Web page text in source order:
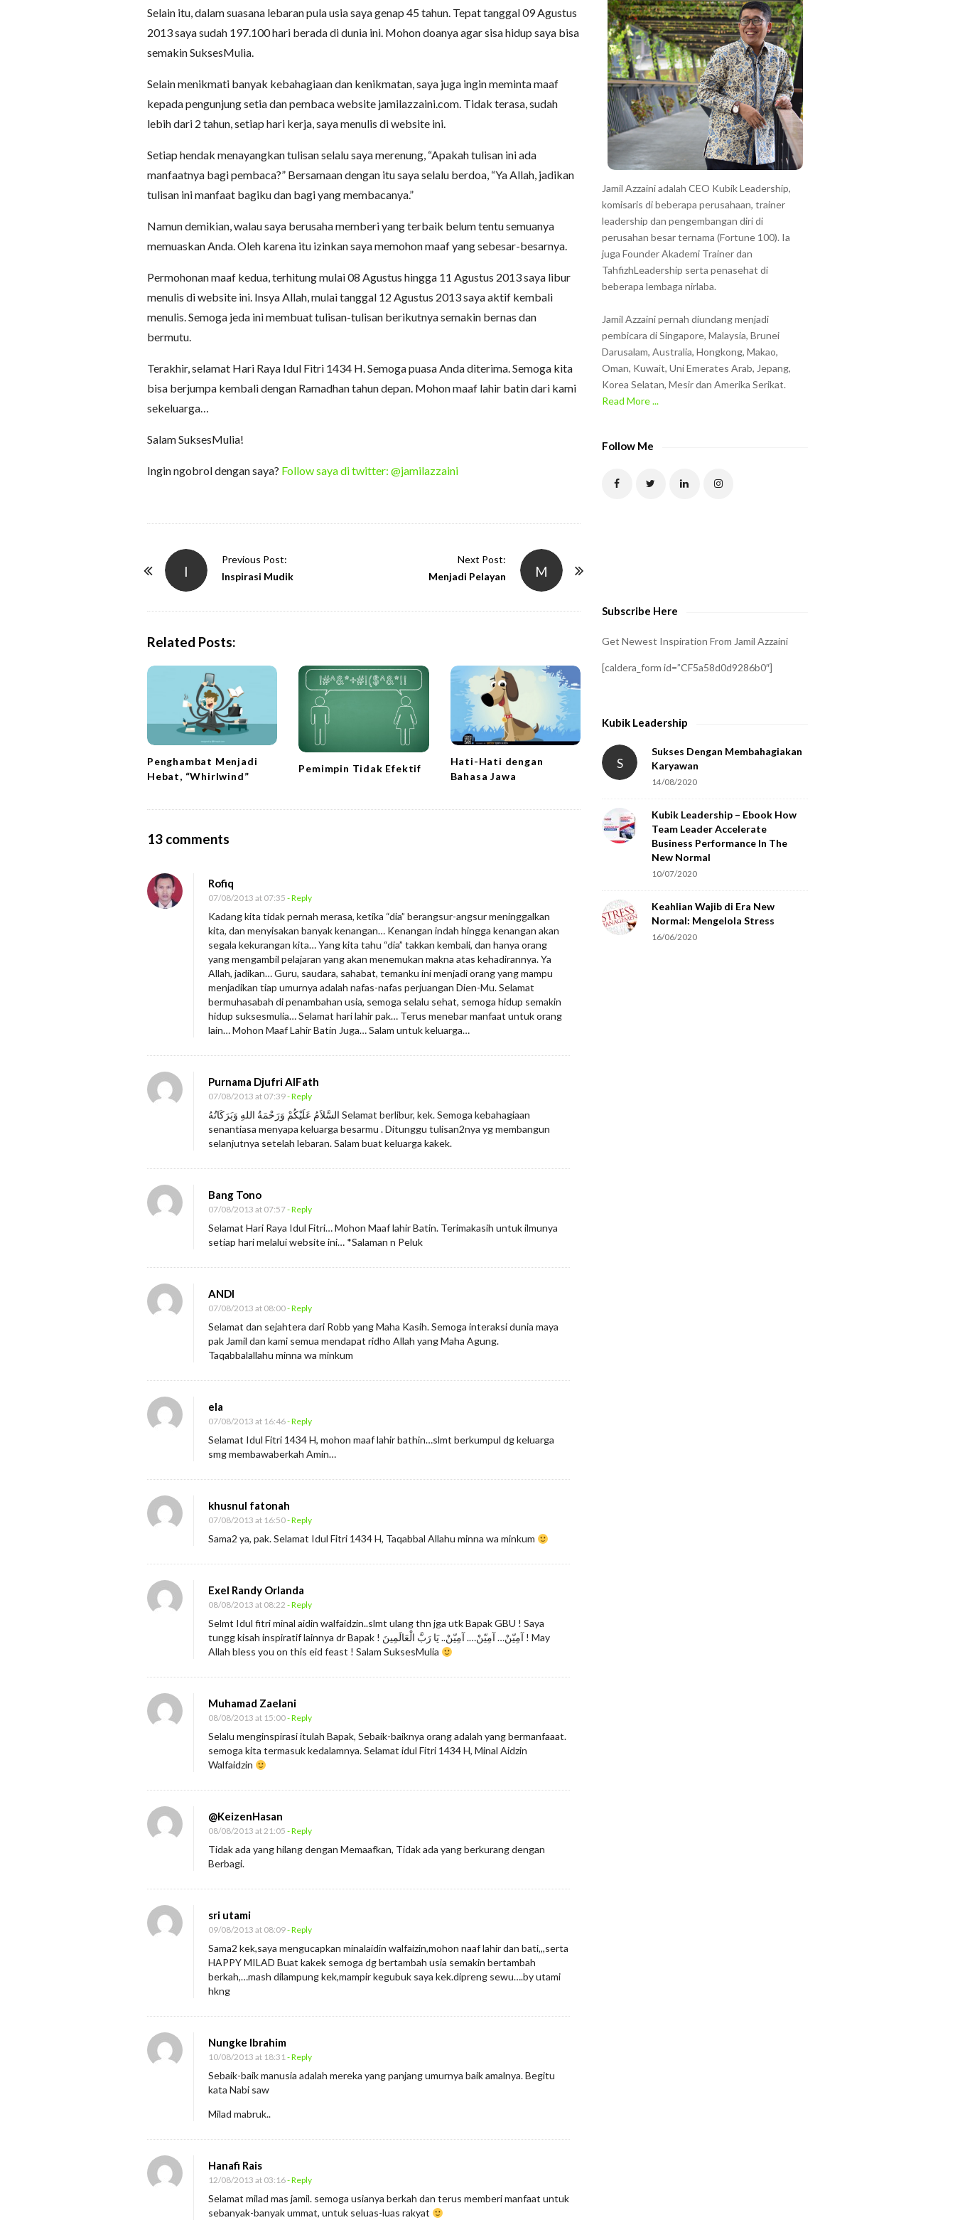
Selain itu, dalam suasana lebaran pula usia saya genap 45 tahun. Tepat tanggal 09 Agustus
2013 saya sudah 197.100 hari berada di dunia ini. Mohon doanya agar sisa hidup saya bisa
semakin SuksesMulia.
Selain menikmati banyak kebahagiaan dan kenikmatan, saya juga ingin meminta maaf
kepada pengunjung setia dan pembaca website jamilazzaini.com. Tidak terasa, sudah
lebih dari 2 tahun, setiap hari kerja, saya menulis di website ini.
Setiap hendak menayangkan tulisan selalu saya merenung, “Apakah tulisan ini ada
manfaatnya bagi pembaca?” Bersamaan dengan itu saya selalu berdoa, “Ya Allah, jadikan
tulisan ini manfaat bagiku dan bagi yang membacanya.”
Namun demikian, walau saya berusaha memberi yang terbaik belum tentu semuanya
memuaskan Anda. Oleh karena itu izinkan saya memohon maaf yang sebesar-besarnya.
Permohonan maaf kedua, terhitung mulai 08 Agustus hingga 11 Agustus 2013 saya libur
menulis di website ini. Insya Allah, mulai tanggal 12 Agustus 2013 saya aktif kembali
menulis. Semoga jeda ini membuat tulisan-tulisan berikutnya semakin bernas dan
bermutu.
Terakhir, selamat Hari Raya Idul Fitri 1434 H. Semoga puasa Anda diterima. Semoga kita
bisa berjumpa kembali dengan Ramadhan tahun depan. Mohon maaf lahir batin dari kami
sekeluarga…
Salam SuksesMulia!
Ingin ngobrol dengan saya? Follow saya di twitter: @jamilazzaini
I
Previous Post:
Inspirasi Mudik
M
Next Post:
Menjadi Pelayan
Related Posts:
Penghambat Menjadi
Hebat, “Whirlwind”
Pemimpin Tidak Efektif
Hati-Hati dengan
Bahasa Jawa
13 comments
e
b
a
h
a
g
i
a
d
n
M
a
f
a
Rofiq
07/08/2013 at 07:35 - Reply
Kadang kita tidak pernah merasa, ketika “dia” berangsur-angsur meninggalkan
kita, dan menyisakan banyak kenangan… Kenangan indah hingga kenangan akan
segala kekurangan kita… Yang kita tahu “dia” takkan kembali, dan hanya orang
yang mengambil pelajaran yang akan menemukan makna atas kehadirannya. Ya
Allah, jadikan… Guru, saudara, sahabat, temanku ini menjadi orang yang mampu
menjadikan tiap umurnya adalah nafas-nafas perjuangan Dien-Mu. Selamat
bermuhasabah di penambahan usia, semoga selalu sehat, semoga hidup semakin
hidup suksesmulia… Selamat hari lahir pak… Terus menebar manfaat untuk orang
lain… Mohon Maaf Lahir Batin Juga… Salam untuk keluarga…
Purnama Djufri AlFath
07/08/2013 at 07:39- Reply
senantiasa menyapa keluarga besarmu . Ditunggu tulisan2nya yg membangun
selanjutnya setelah lebaran. Salam buat keluarga kakek.
Bang Tono
07/08/2013 at 07:57- Reply
Selamat Hari Raya Idul Fitri… Mohon Maaf lahir Batin. Terimakasih untuk ilmunya
setiap hari melalui website ini… *Salaman n Peluk
ANDI
07/08/2013 at 08:00- Reply
Selamat dan sejahtera dari Robb yang Maha Kasih. Semoga interaksi dunia maya
pak Jamil dan kami semua mendapat ridho Allah yang Maha Agung.
Taqabbalallahu minna wa minkum
ela
07/08/2013 at 16:46- Reply
Selamat Idul Fitri 1434 H, mohon maaf lahir bathin…slmt berkumpul dg keluarga
smg membawaberkah Amin…
khusnul fatonah
07/08/2013 at 16:50- Reply
Sama2 ya, pak. Selamat Idul Fitri 1434 H, Taqabbal Allahu minna wa minkum
Exel Randy Orlanda
08/08/2013 at 08:22 - Reply
Selmt Idul fitri minal aidin walfaidzin..slmt ulang thn jga utk Bapak GBU ! Saya
tungg kisah inspiratif lainnya dr Bapak ! آمِيّنْ… آمِيّنْ…. آمِيّنْ.. يَا رَبَّ الْعَالَمِينَ ! May
Allah bless you on this eid feast ! Salam SuksesMulia
Muhamad Zaelani
08/08/2013 at 15:00- Reply
Selalu menginspirasi itulah Bapak, Sebaik-baiknya orang adalah yang bermanfaaat.
semoga kita termasuk kedalamnya. Selamat idul Fitri 1434 H, Minal Aidzin
Walfaidzin
@KeizenHasan
08/08/2013 at 21:05 - Reply
Tidak ada yang hilang dengan Memaafkan, Tidak ada yang berkurang dengan
Berbagi.
sri utami
09/08/2013 at 08:09- Reply
Sama2 kek,saya mengucapkan minalaidin walfaizin,mohon naaf lahir dan bati,,,serta
HAPPY MILAD Buat kakek semoga dg bertambah usia semakin bertambah
berkah,…mash dilampung kek,mampir kegubuk saya kek.dipreng sewu….by utami
hkng
Nungke Ibrahim
10/08/2013 at 18:31- Reply
Sebaik-baik manusia adalah mereka yang panjang umurnya baik amalnya. Begitu
kata Nabi saw
Milad mabruk..
Hanafi Rais
12/08/2013 at 03:16- Reply
Selamat milad mas jamil. semoga usianya berkah dan terus memberi manfaat untuk
sebanyak-banyak ummat, untuk seluas-luas rakyat
Jamil Azzaini adalah CEO Kubik Leadership,
komisaris di beberapa perusahaan, trainer
leadership dan pengembangan diri di
perusahan besar ternama (Fortune 100). Ia
juga Founder Akademi Trainer dan
TahfizhLeadership serta penasehat di
beberapa lembaga nirlaba.
Jamil Azzaini pernah diundang menjadi
pembicara di Singapore, Malaysia, Brunei
Darusalam, Australia, Hongkong, Makao,
Oman, Kuwait, Uni Emerates Arab, Jepang,
Korea Selatan, Mesir dan Amerika Serikat.
Read More ...
Follow Me
Subscribe Here
Get Newest Inspiration From Jamil Azzaini
[caldera_form id=”CF5a58d0d9286b0″]
Kubik Leadership
S
Sukses Dengan Membahagiakan
Karyawan
14/08/2020
Kubik Leadership – Ebook How
Team Leader Accelerate
Business Performance In The
New Normal
10/07/2020
Keahlian Wajib di Era New
Normal: Mengelola Stress
16/06/2020